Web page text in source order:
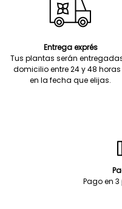
Entrega exprés
Tus plantas serán
domicilio entre 24 y 48
en la fecha que elijas.
Pago en